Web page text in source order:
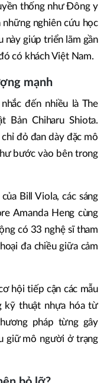
thống như Đông y
nghiên cứu học
giúp triển lãm gần
có khách Việt Nam.
mạnh
đến nhiều là The
Bản Chiharu Shiota.
đỏ đan dày đặc mô
bước vào bên trong
Bill Viola, các sáng
Amanda Heng cùng
có 33 nghệ sĩ tham
đa chiều giữa cảm
hội tiếp cận các mẫu
kỹ thuật nhựa hóa từ
pháp từng gây
giữ mô người ở trạng